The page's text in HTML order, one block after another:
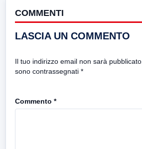
COMMENTI
LASCIA UN COMMENTO
Il tuo indirizzo email non sarà pubblicato.
sono contrassegnati *
Commento *